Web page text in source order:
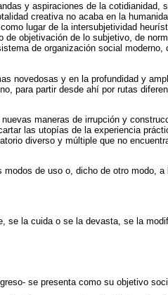
y aspiraciones de la cotidianidad,
creativa no acaba en la
lugar de la intersubjetividad
de objetivación de lo subjetivo, de
de organización social moderno,
novedosas y en la profundidad y
para partir desde ahí por rutas
maneras de irrupción y
las utopías de la experiencia
diverso y múltiple que no
de uso o, dicho de otro modo, a
se la cuida o se la devasta, se la
se presenta como su objetivo